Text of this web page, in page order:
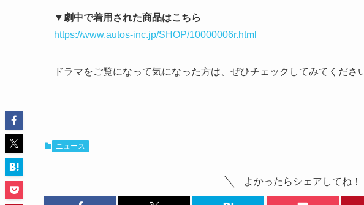
▼劇中で着用された商品はこちら
https://www.autos-inc.jp/SHOP/10000006r.html
ドラマをご覧になって気になった方は、ぜひチェックしてみてくださ
ニュース
よかったらシェアしてね！